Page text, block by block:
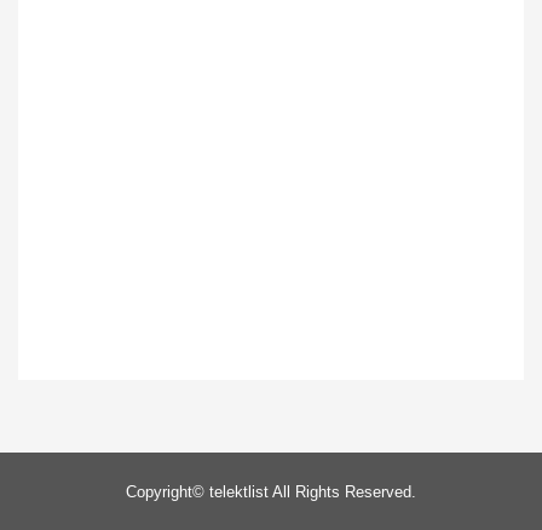
Copyright© telektlist All Rights Reserved.